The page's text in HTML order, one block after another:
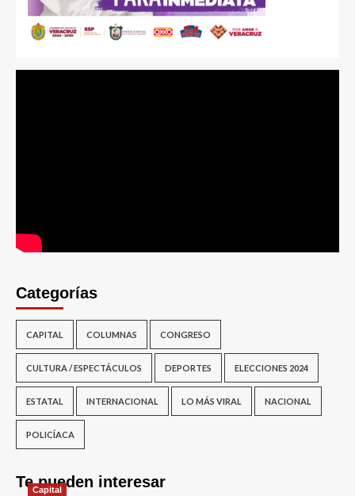
Categorías
CAPITAL COLUMNAS CONGRESO
CULTURA / ESPECTÁCULOS DEPORTES ELECCIONES 2024
ESTATAL INTERNACIONAL LO MÁS VIRAL NACIONAL
POLICÍACA
Te pueden interesar
Capital